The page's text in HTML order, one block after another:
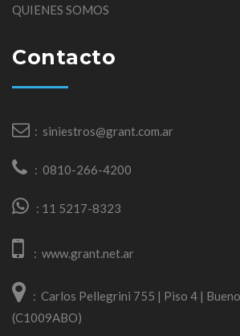
QUIENES SOMOS
Contacto
: siniestros@grant.com.ar
: 0810-266-4200
: 11 5217-8323
: www.grant.net.ar
: Carlos Pellegrini 755 | Piso 4 |
(C1009ABO)